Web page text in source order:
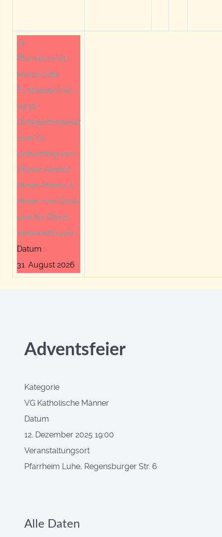
31
Pfarrkirche St.
Martin Luhe
Eucharistiefeier
09:30
Dankgottesdienst
zum 70.
Geburtstag von
Pfarrer Arnold
Pirner Pfarrer A.
Pirner zum Dank
und für Eltern,
Verwandte und
Datum :
31. August 2026
Adventsfeier
Kategorie
VG Katholische Männer
Datum
12. Dezember 2025 19:00
Veranstaltungsort
Pfarrheim Luhe, Regensburger Str. 6
Alle Daten